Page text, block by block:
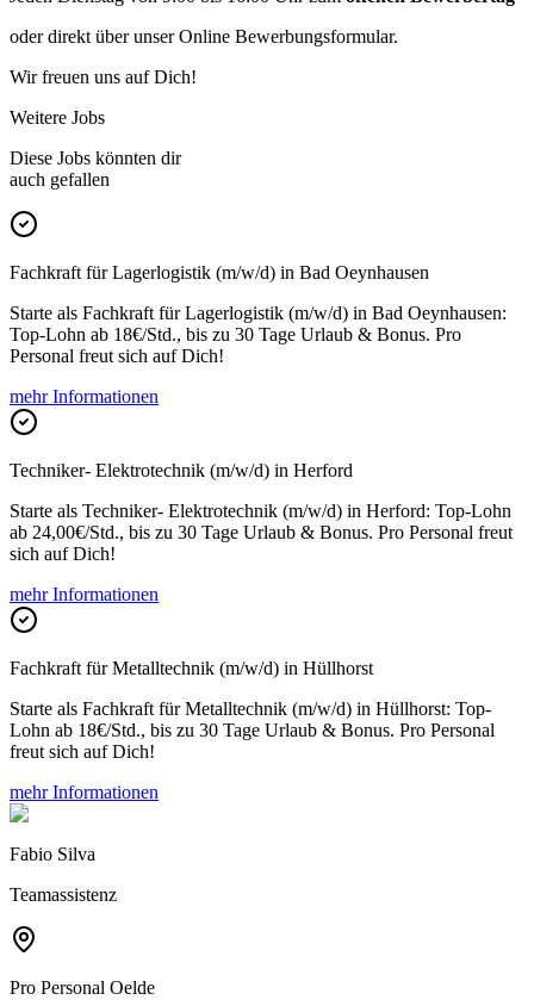
oder direkt über unser Online Bewerbungsformular.
Wir freuen uns auf Dich!
Weitere Jobs
Diese Jobs könnten dir
auch gefallen
Fachkraft für Lagerlogistik (m/w/d) in Bad Oeynhausen
Starte als Fachkraft für Lagerlogistik (m/w/d) in Bad Oeynhausen:
Top-Lohn ab 18€/Std., bis zu 30 Tage Urlaub & Bonus. Pro
Personal freut sich auf Dich!
mehr Informationen
Techniker- Elektrotechnik (m/w/d) in Herford
Starte als Techniker- Elektrotechnik (m/w/d) in Herford: Top-Lohn
ab 24,00€/Std., bis zu 30 Tage Urlaub & Bonus. Pro Personal freut
sich auf Dich!
mehr Informationen
Fachkraft für Metalltechnik (m/w/d) in Hüllhorst
Starte als Fachkraft für Metalltechnik (m/w/d) in Hüllhorst: Top-
Lohn ab 18€/Std., bis zu 30 Tage Urlaub & Bonus. Pro Personal
freut sich auf Dich!
mehr Informationen
Fabio Silva
Teamassistenz
Pro Personal Oelde